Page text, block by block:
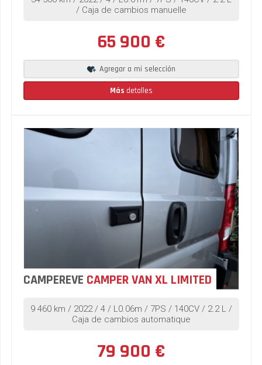
/ Caja de cambios manuelle
65 900 €
Agregar a mi selección
Más detalles
CAMPEREVE CAMPER VAN XL LIMITED
9 460 km / 2022 / 4 / L0.06m / 7PS / 140CV / 2.2 L /
Caja de cambios automatique
79 900 €